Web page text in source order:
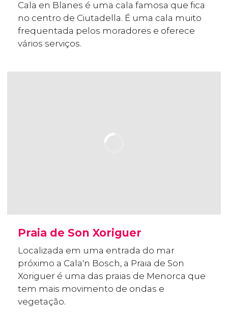
Cala en Blanes é uma cala famosa que fica
no centro de Ciutadella. É uma cala muito
frequentada pelos moradores e oferece
vários serviços.
Praia de Son Xoriguer
Localizada em uma entrada do mar
próximo a Cala'n Bosch, a Praia de Son
Xoriguer é uma das praias de Menorca que
tem mais movimento de ondas e
vegetação.